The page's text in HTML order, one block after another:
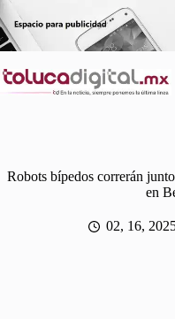
Saltar
al
contenido
Robots bípedos correrán
en
02, 16,